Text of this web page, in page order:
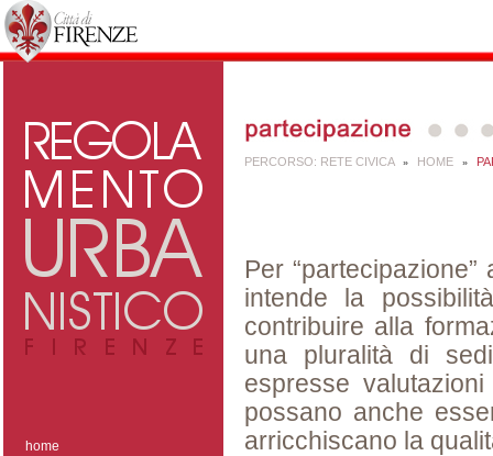
home
PERCORSO: RETE CIVICA » HOME »
Per
intende la
contribuire alla
una pluralità di
espresse
possano anche
arricchiscano la